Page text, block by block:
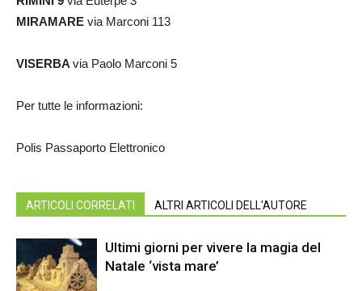
MIRAMARE via Marconi 113
VISERBAvia Paolo Marconi 5
Per tutte le informazioni:
Polis Passaporto Elettronico
ARTICOLI CORRELATI ALTRI ARTICOLI DELL'AUTORE
Ultimi giorni per vivere la magia del
Natale ‘vista mare’